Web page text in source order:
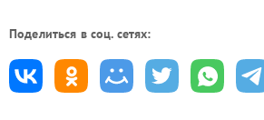
Поделиться в соц. сетях: